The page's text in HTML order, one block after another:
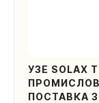
УЗЕ SOLAX
ПОСТАВКА